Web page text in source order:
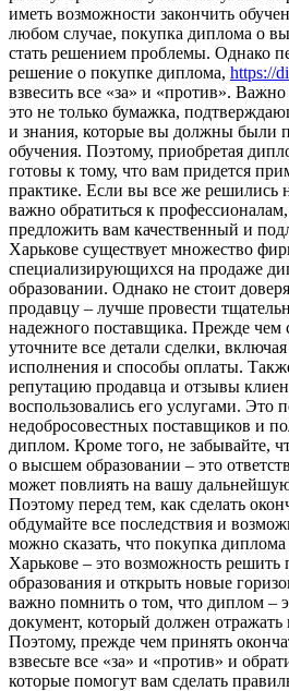
иметь возможности закончить
любом случае, покупка диплома о
стать решением проблемы. Однако
решение о покупке диплома, https://
взвесить все «за» и «против».
это не только бумажка,
и знания, которые вы должны были
обучения. Поэтому, приобретая
готовы к тому, что вам придется
практике. Если вы все же решились
важно обратиться к
предложить вам качественный и
Харькове существует множество
специализирующихся на продаже
образовании. Однако не стоит
продавцу – лучше провести
надежного поставщика. Прежде чем
уточните все детали сделки,
исполнения и способы оплаты.
репутацию продавца и отзывы
воспользовались его услугами. Это
недобросовестных поставщиков и
диплом. Кроме того, не забывайте,
о высшем образовании – это
может повлиять на вашу
Поэтому перед тем, как сделать
обдумайте все последствия и
можно сказать, что покупка
Харькове – это возможность решить
образования и открыть новые
важно помнить о том, что диплом –
документ, который должен
Поэтому, прежде чем принять
взвесьте все «за» и «против» и
которые помогут вам сделать